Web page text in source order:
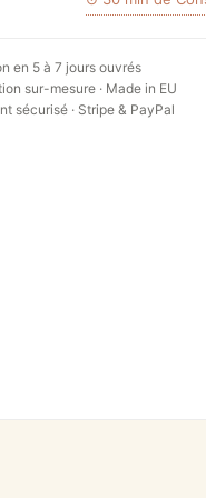
en 5 à 7 jours ouvrés
sur-mesure · Made in EU
sécurisé · Stripe & PayPal